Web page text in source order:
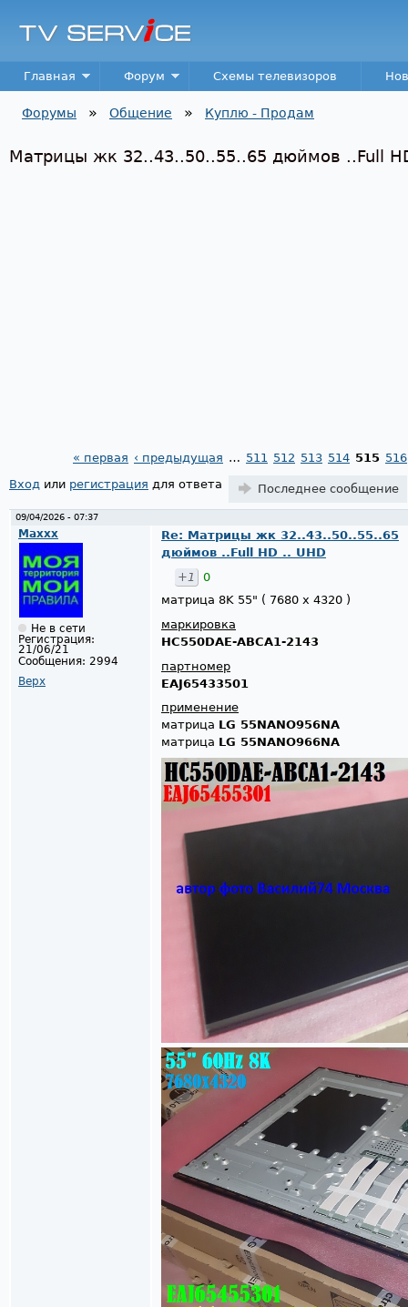
TV
Service
Main menu
Главная Форум Схемы телевизоров
Форумы » Общение » Куплю - Продам
Матрицы жк 32..43..50..55..65 дюймов ..Full
Страницы
« первая ‹ предыдущая … 511 512 513 514 515 516
Вход или регистрация для ответа Последнее сообщение
09/04/2026 - 07:37
Maxxx
Не в сети
Регистрация:
21/06/21
Сообщения: 2994
Верх
Re: Матрицы жк 32..43..50..55..65
дюймов ..Full HD .. UHD
+1
0
матрица 8K 55" ( 7680 x 4320 )
маркировка
HC550DAE-ABCA1-2143
партномер
EAJ65433501
применение
матрица LG 55NANO956NA
матрица LG 55NANO966NA